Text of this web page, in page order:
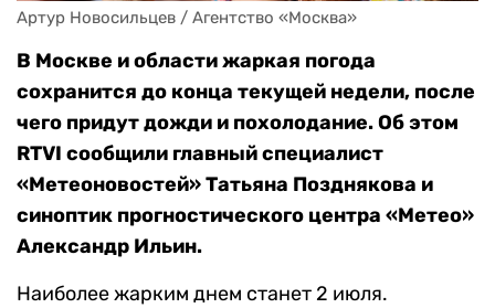
Артур Новосильцев / Агентство «Москва»
В Москве и области жаркая погода
сохранится до конца текущей недели, после
чего придут дожди и похолодание. Об этом
RTVI сообщили главный специалист
«Метеоновостей» Татьяна Позднякова и
синоптик прогностического центра «Метео»
Александр Ильин.
Наиболее жарким днем станет 2 июля.